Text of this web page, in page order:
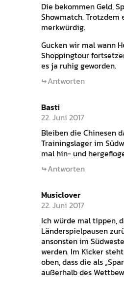
Die bekommen Geld,
Showmatch. Trotzdem
merkwürdig.
Gucken wir mal wann
Shoppingtour
es ja ruhig geworden.
Antworten
Basti
22. Juni 2017
Bleiben die Chinesen
Trainingslager im
mal hin- und
Antworten
Musiclover
22. Juni 2017
Ich würde mal tippen,
Länderspielpausen
ansonsten im
werden. Im Kicker
oben, dass die als
außerhalb des